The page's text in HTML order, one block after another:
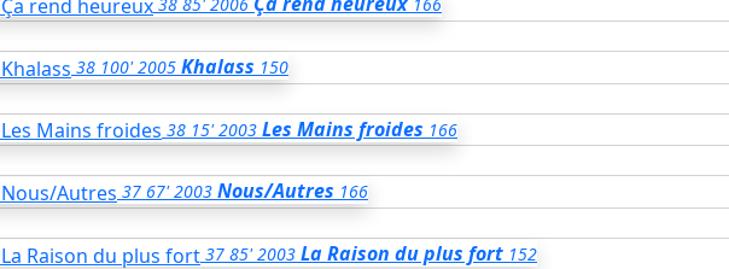
38 100' 2005 Khalass 150
38 15' 2003 Les Mains froides 166
37 67' 2003 Nous/Autres 166
37 85' 2003 La Raison du plus fort 152